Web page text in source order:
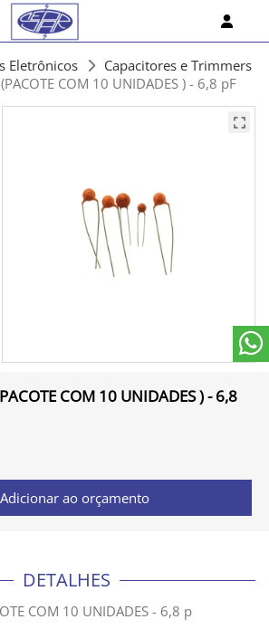
Eletrônicos
Capacitores e Trimmers
(PACOTE COM 10 UNIDADES ) - 6,8 pF
COM 10 UNIDADES ) - 6,8
Adicionar ao orçamento
DETALHES
COM 10 UNIDADES - 6,8 p